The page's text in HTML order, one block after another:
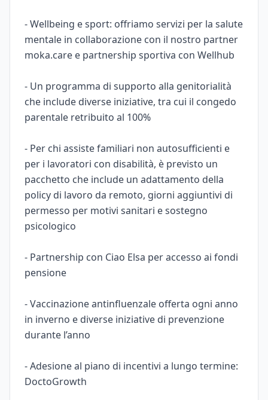
- Wellbeing e sport: offriamo servizi per la salute
mentale in collaborazione con il nostro partner
moka.care e partnership sportiva con Wellhub
- Un programma di supporto alla genitorialità
che include diverse iniziative, tra cui il congedo
parentale retribuito al 100%
- Per chi assiste familiari non autosufficienti e
per i lavoratori con disabilità, è previsto un
pacchetto che include un adattamento della
policy di lavoro da remoto, giorni aggiuntivi di
permesso per motivi sanitari e sostegno
psicologico
- Partnership con Ciao Elsa per accesso ai fondi
pensione
- Vaccinazione antinfluenzale offerta ogni anno
in inverno e diverse iniziative di prevenzione
durante l’anno
- Adesione al piano di incentivi a lungo termine:
DoctoGrowth